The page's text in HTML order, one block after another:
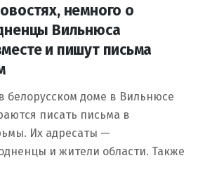
немного о
Вильнюса
и пишут письма
белорусском доме в Вильнюсе
писать письма в
Их адресаты —
и жители области. Также